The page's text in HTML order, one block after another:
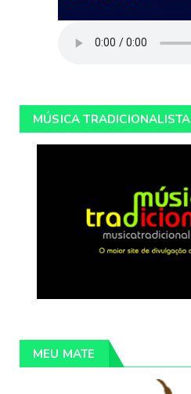
MÚSICA TRADICIONALISTA
MEU MATE